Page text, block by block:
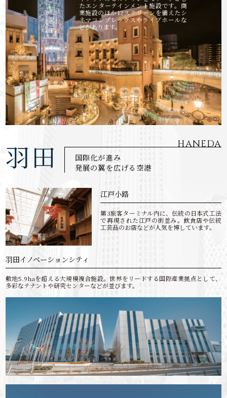
たエンターテインメント施設です。商
業施設のほか12スクリーンを備えたシ
ネマコンプレックスやライブホールな
どがあります。
羽田
国際化が進み
発展の翼を広げる空港
HANEDA
江戸小路
第3旅客ターミナル内に、伝統の日本式工法
で再現された江戸の街並み。飲食店や伝統
工芸品のお店などが人気を博しています。
羽田イノベーションシティ
敷地5.9haを超える大規模複合施設。世界をリードする国際産業拠点として、
多彩なテナントや研究センターなどが並びます。